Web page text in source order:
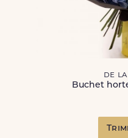
de la
Buchet